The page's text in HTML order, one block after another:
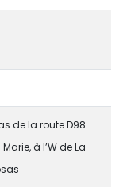
de la route D98
à l’W de La